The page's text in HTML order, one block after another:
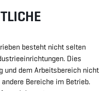
besteht nicht selten
Dies
und dem Arbeitsbereich nicht
Bereiche im Betrieb.